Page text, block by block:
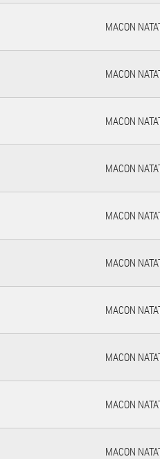
MACON
MACON
MACON
MACON
MACON
MACON
MACON
MACON
MACON
MACON